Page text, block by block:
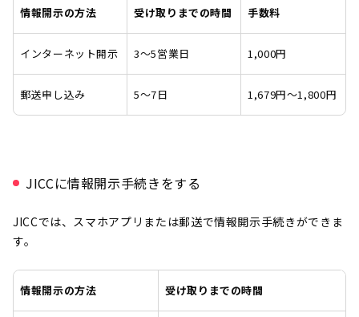
情報開示の方法 受け取りまでの時間 手数料
インターネット開示 3～5営業日 1,000円
郵送申し込み 5～7日 1,679円～1,800円
JICCに情報開示手続きをする
JICCでは、スマホアプリまたは郵送で情報開示手続きができま
す。
情報開示の方法 受け取りまでの時間